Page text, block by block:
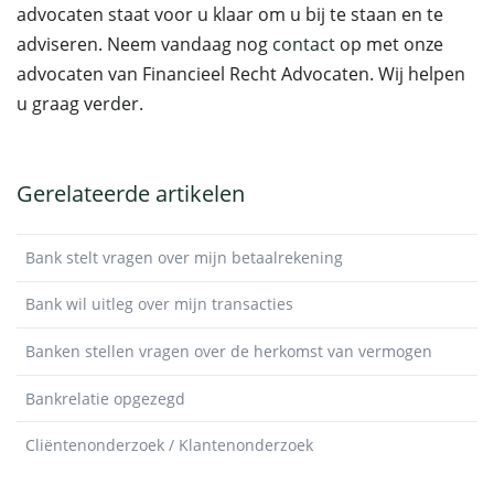
advocaten staat voor u klaar om u bij te staan en te
adviseren. Neem vandaag nog contact op met onze
advocaten van Financieel Recht Advocaten. Wij helpen
u graag verder.
Gerelateerde artikelen
Bank stelt vragen over mijn betaalrekening
Bank wil uitleg over mijn transacties
Banken stellen vragen over de herkomst van vermogen
Bankrelatie opgezegd
Cliëntenonderzoek / Klantenonderzoek